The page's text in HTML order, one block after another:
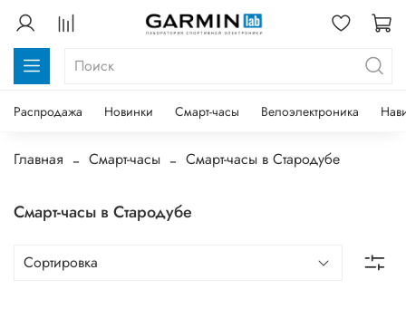
Распродажа Новинки Смарт-часы Велоэлектроника
Главная Смарт-часы Смарт-часы в Стародубе
Смарт-часы в Стародубе